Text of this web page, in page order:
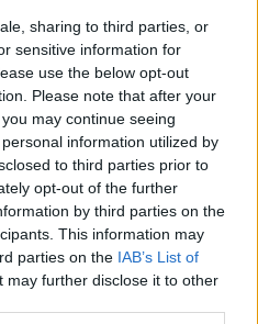
sharing to third parties, or
sensitive information for
use the below opt-out
Please note that after your
may continue seeing
information utilized by
to third parties prior to
opt-out of the further
by third parties on the
This information may
parties on the IAB’s List of
may further disclose it to other
produkteve të
VITA
sjell disiplinë të re te
Madridi dhe u jep fund
të këqija